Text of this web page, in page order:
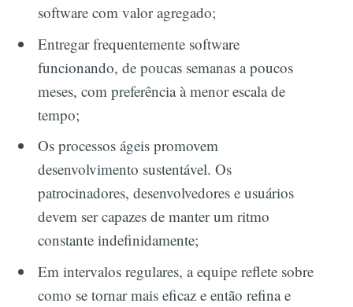
software com valor agregado;
Entregar frequentemente software
funcionando, de poucas semanas a poucos
meses, com preferência à menor escala de
tempo;
Os processos ágeis promovem
desenvolvimento sustentável. Os
patrocinadores, desenvolvedores e usuários
devem ser capazes de manter um ritmo
constante indefinidamente;
Em intervalos regulares, a equipe reflete sobre
como se tornar mais eficaz e então refina e